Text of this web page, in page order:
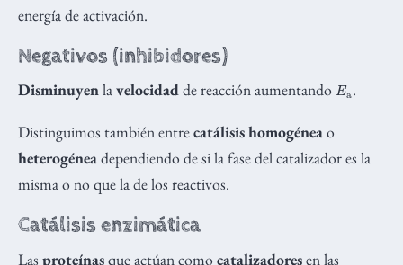
energía de activación.
Negativos (inhibidores)
Disminuyenlavelocidadde reacción aumentando Ea .
Distinguimos también entrecatálisis homogéneao
heterogéneadependiendo de si la fase del catalizador es la
misma o no que la de los reactivos.
Catálisis enzimática
Las proteínasque actúan como catalizadoresen las